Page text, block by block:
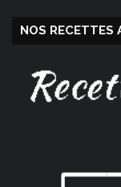
NOS RECETTES